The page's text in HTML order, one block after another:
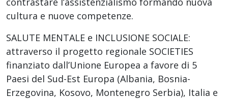
cultura e nuove competenze.
SALUTE MENTALE e INCLUSIONE SOCIALE:
attraverso il progetto regionale SOCIETIES
finanziato dall’Unione Europea a favore di 5
Paesi del Sud-Est Europa (Albania, Bosnia-
Erzegovina, Kosovo, Montenegro Serbia), Italia e